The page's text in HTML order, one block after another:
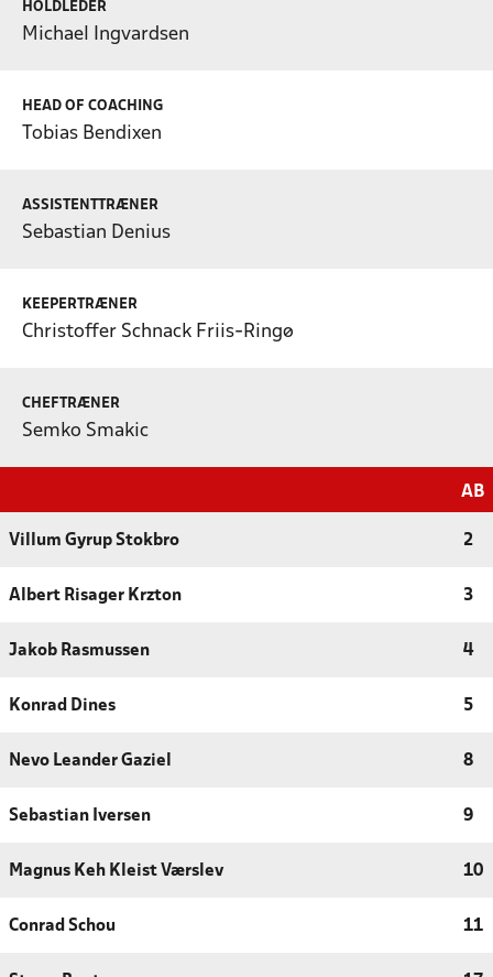
HOLDLEDER
Michael Ingvardsen
HEAD OF COACHING
Tobias Bendixen
ASSISTENTTRÆNER
Sebastian Denius
KEEPERTRÆNER
Christoffer Schnack Friis-Ringø
CHEFTRÆNER
Semko Smakic
AB
Villum Gyrup Stokbro 2
Albert Risager Krzton 3
Jakob Rasmussen 4
Konrad Dines 5
Nevo Leander Gaziel 8
Sebastian Iversen 9
Magnus Keh Kleist Værslev 10
Conrad Schou 11